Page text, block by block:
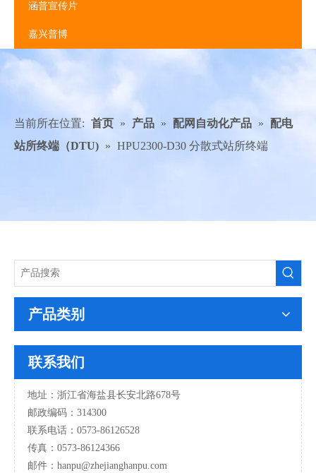
涵普宣传片
嘉兴普博
当前所在位置: 首页 » 产品 » 配网自动化产品 » 配电
站所终端（DTU) » HPU2300-D30 分散式站所终端
产品类别
联系我们
地址：浙江省海盐县长安北路678号
邮政编码：314300
联系电话：0573-86126528
传真：0573-86124366
邮件：hanpu@zhejianghanpu.com